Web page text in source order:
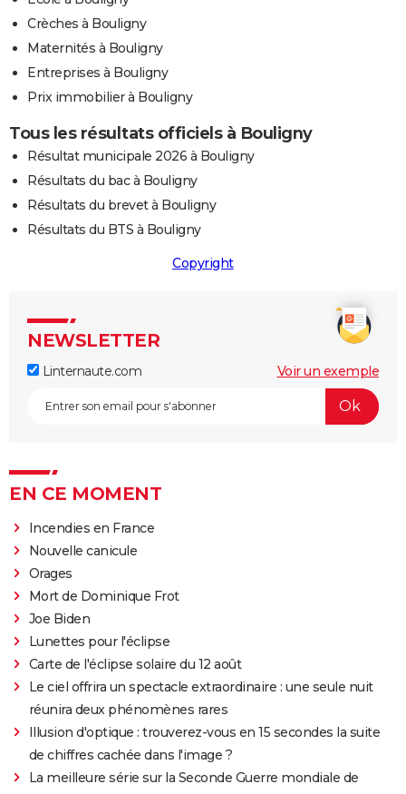
Crèches à Bouligny
Maternités à Bouligny
Entreprises à Bouligny
Prix immobilier à Bouligny
Tous les résultats officiels à Bouligny
Résultat municipale 2026 à Bouligny
Résultats du bac à Bouligny
Résultats du brevet à Bouligny
Résultats du BTS à Bouligny
Copyright
NEWSLETTER
Linternaute.com Voir un exemple
EN CE MOMENT
Incendies en France
Nouvelle canicule
Orages
Mort de Dominique Frot
Joe Biden
Lunettes pour l'éclipse
Carte de l'éclipse solaire du 12 août
Le ciel offrira un spectacle extraordinaire : une seule nuit
réunira deux phénomènes rares
Illusion d'optique : trouverez-vous en 15 secondes la suite
de chiffres cachée dans l'image ?
La meilleure série sur la Seconde Guerre mondiale de